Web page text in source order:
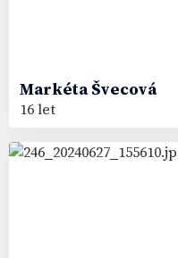
MarkétaŠvecová
16 let